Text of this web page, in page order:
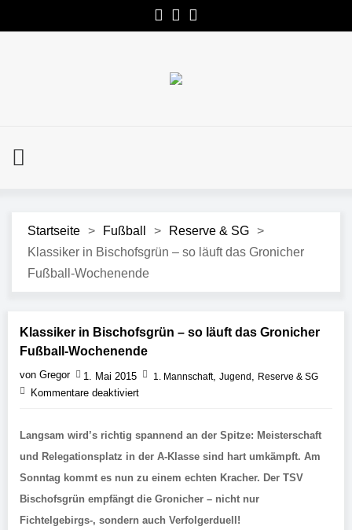
Startseite > Fußball > Reserve & SG >
Klassiker in Bischofsgrün – so läuft das Gronicher
Fußball-Wochenende
Klassiker in Bischofsgrün – so läuft das Gronicher
Fußball-Wochenende
von Gregor 1. Mai 2015 1. Mannschaft, Jugend , Reserve & SG
Kommentare deaktiviert
Langsam wird’s richtig spannend an der Spitze: Meisterschaft
und Relegationsplatz in der A-Klasse sind hart umkämpft. Am
Sonntag kommt es nun zu einem echten Kracher. Der TSV
Bischofsgrün empfängt die Gronicher – nicht nur
Fichtelgebirgs-, sondern auch Verfolgerduell!